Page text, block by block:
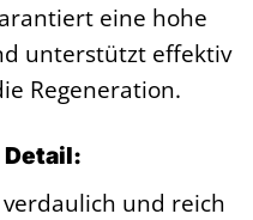
eine hohe
unterstützt effektiv
Regeneration.
und reich